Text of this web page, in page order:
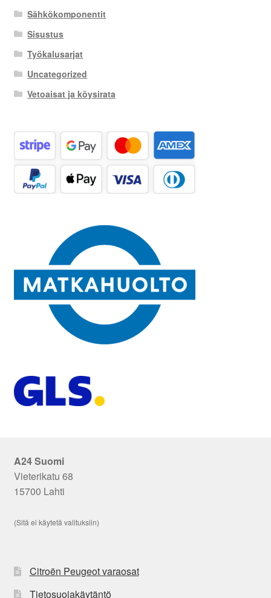
Sähkökomponentit
Sisustus
Työkalusarjat
Uncategorized
Vetoaisat ja köysirata
A24 Suomi
Vieterikatu 68
15700 Lahti
(Sitä ei käytetä valituksiin)
Citroën Peugeot varaosat
Tietosuojakäytäntö